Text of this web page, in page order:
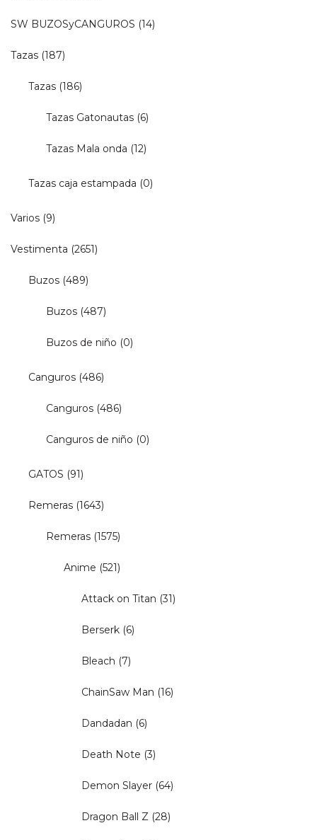
SW BUZOSyCANGUROS (14)
Tazas (187)
Tazas (186)
Tazas Gatonautas (6)
Tazas Mala onda (12)
Tazas caja estampada (0)
Varios (9)
Vestimenta (2651)
Buzos (489)
Buzos (487)
Buzos de niño (0)
Canguros (486)
Canguros (486)
Canguros de niño (0)
GATOS (91)
Remeras (1643)
Remeras (1575)
Anime (521)
Attack on Titan (31)
Berserk (6)
Bleach (7)
ChainSaw Man (16)
Dandadan (6)
Death Note (3)
Demon Slayer (64)
Dragon Ball Z (28)